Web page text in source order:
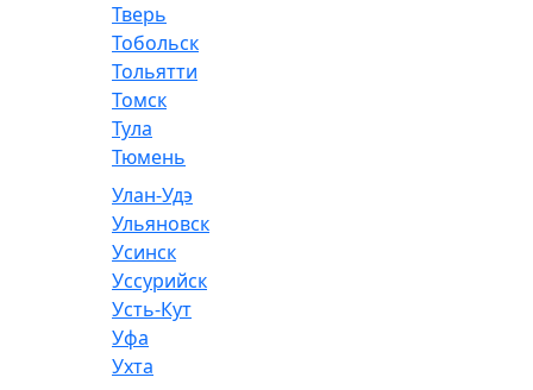
Тверь
Тобольск
Тольятти
Томск
Тула
Тюмень
Улан-Удэ
Ульяновск
Усинск
Уссурийск
Усть-Кут
Уфа
Ухта